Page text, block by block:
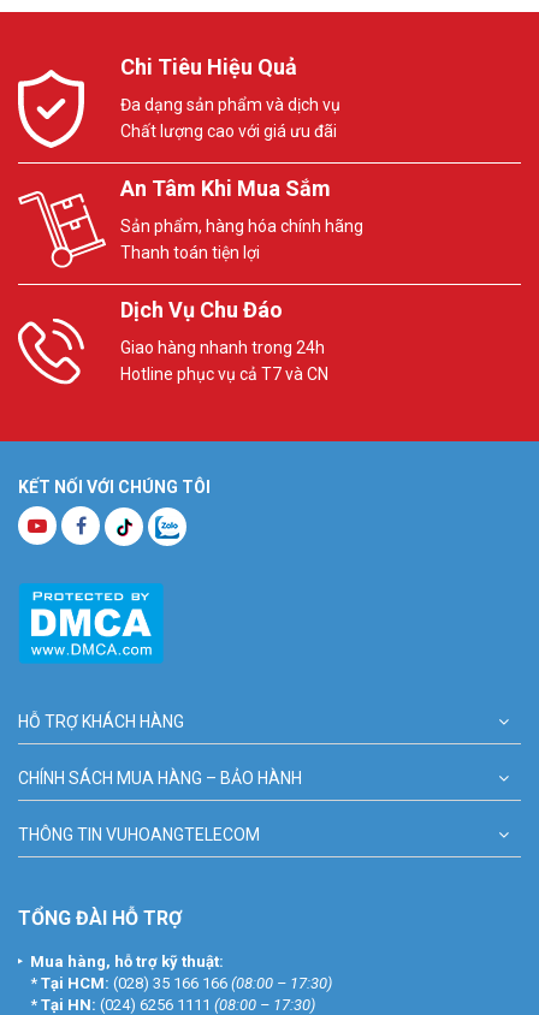
Chi Tiêu Hiệu Quả
Đa dạng sản phẩm và dịch vụ
Chất lượng cao với giá ưu đãi
An Tâm Khi Mua Sắm
Sản phẩm, hàng hóa chính hãng
Thanh toán tiện lợi
Dịch Vụ Chu Đáo
Giao hàng nhanh trong 24h
Hotline phục vụ cả T7 và CN
KẾT NỐI VỚI CHÚNG TÔI
HỖ TRỢ KHÁCH HÀNG
CHÍNH SÁCH MUA HÀNG – BẢO HÀNH
THÔNG TIN VUHOANGTELECOM
TỔNG ĐÀI HỖ TRỢ
Mua hàng, hỗ trợ kỹ thuật:
* Tại HCM: (028) 35 166 166 (08:00 – 17:30)
* Tại HN: (024) 6256 1111 (08:00 – 17:30)